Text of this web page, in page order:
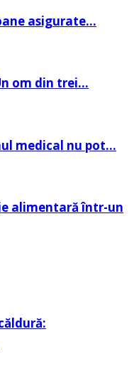
asigurate…
om din trei…
medical nu pot…
alimentară într-un